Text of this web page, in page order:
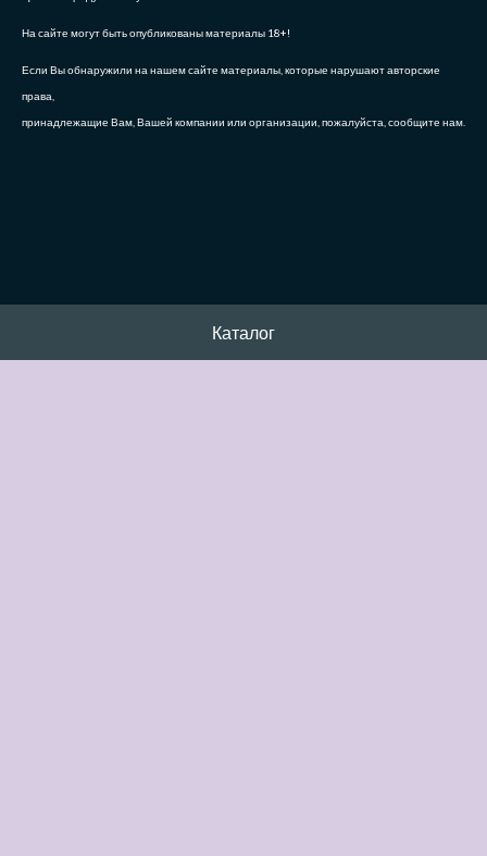
На сайте могут быть опубликованы материалы 18+!
Если Вы обнаружили на нашем сайте материалы, которые нарушают авторские
права,
принадлежащие Вам, Вашей компании или организации, пожалуйста, сообщите нам.
Каталог